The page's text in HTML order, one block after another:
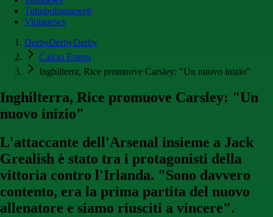
Tuttobolognaweb
Violanews
DerbyDerbyDerby
Calcio Estero
Inghilterra, Rice promuove Carsley: "Un nuovo inizio"
Inghilterra, Rice promuove Carsley: "Un
nuovo inizio"
L'attaccante dell'Arsenal insieme a Jack
Grealish è stato tra i protagonisti della
vittoria contro l'Irlanda. "Sono davvero
contento, era la prima partita del nuovo
allenatore e siamo riusciti a vincere".